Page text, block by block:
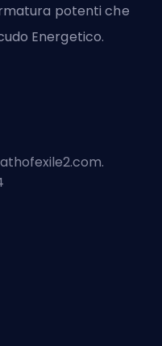
potenti che
Energetico.